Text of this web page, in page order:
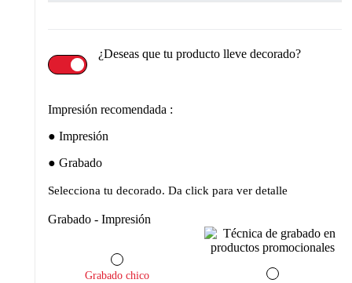
¿Deseas que tu producto lleve decorado?
Impresión recomendada :
Impresión
Grabado
Selecciona tu decorado. Da click para ver detalle
Grabado - Impresión
Grabado chico